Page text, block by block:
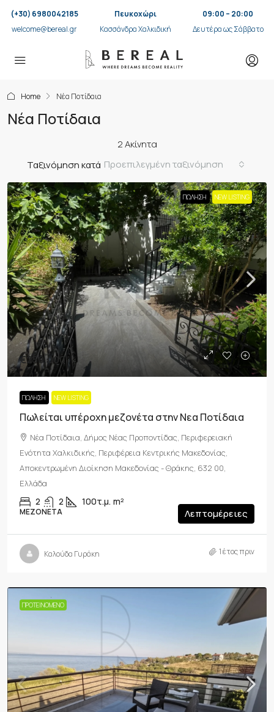
(+30) 6980042185
welcome@bereal.gr
Πευκοχώρι
Κασσάνδρα Χαλκιδική
09:00 – 20:00
Δευτέρα ως Σάββατο
Home Νέα Ποτίδαια
Νέα Ποτίδαια
2 Ακίνητα
Ταξινόμηση κατά Προεπιλεγμένη ταξινόμηση
ΠΏΛΗΣΗ NEW LISTING
€250,000
ΠΏΛΗΣΗ NEW LISTING
Πωλείται υπέροχη μεζονέτα στην Νεα Ποτίδαια
Νέα Ποτίδαια, Δήμος Νέας Προποντίδας, Περιφερειακή
Ενότητα Χαλκιδικής, Περιφέρεια Κεντρικής Μακεδονίας,
Αποκεντρωμένη Διοίκηση Μακεδονίας - Θράκης, 632 00,
Ελλάδα
2 2 100τ.μ. m²
ΜΕΖΟΝΈΤΑ Λεπτομέρειες
Καλούδα Γυράκη 1 έτος πριν
ΠΡΟΤΕΙΝΌΜΕΝΟ